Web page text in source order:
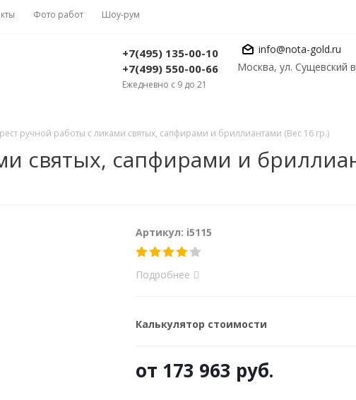
Фото работ Шоу-рум
+7(495) 135-00-10
+7(499) 550-00-66
Ежедневно с 9 до 21
info@nota-gold.ru
Москва, ул. Сущевский
ручной работы с ликами святых, сапфирами и бриллиантами (Вес 16 гр.)
святых, сапфирами и
Артикул: i5115
Подробнее
Калькулятор стоимости
от 173 963 руб.